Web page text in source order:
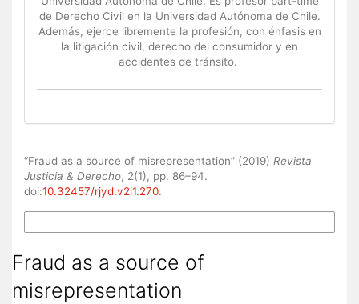
de Derecho Civil en la Universidad Autónoma de Chile.
Además, ejerce libremente la profesión, con énfasis en
la litigación civil, derecho del consumidor y en
accidentes de tránsito.
“Fraud as a source of misrepresentation” (2019) Revista
Justicia & Derecho, 2(1), pp. 86–94.
doi:10.32457/rjyd.v2i1.270.
Fraud as a source of
misrepresentation